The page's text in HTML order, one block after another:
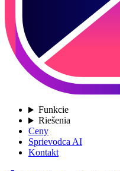
Funkcie
Riešenia
Ceny
Sprievodca AI
Kontakt